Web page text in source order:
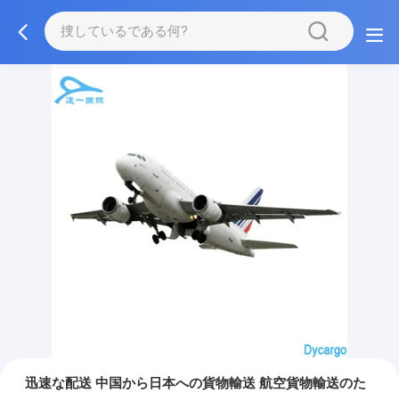
迅速な配送 中国から日本への貨物輸送 航空貨物輸送のた